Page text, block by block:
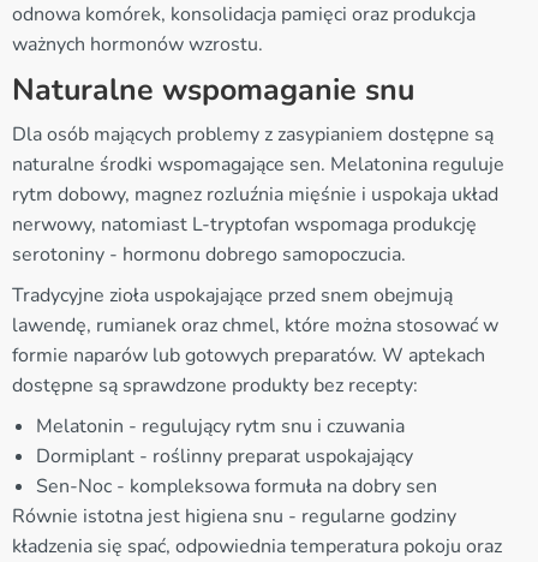
odnowa komórek, konsolidacja pamięci oraz produkcja
ważnych hormonów wzrostu.
Naturalne wspomaganie snu
Dla osób mających problemy z zasypianiem dostępne są
naturalne środki wspomagające sen. Melatonina reguluje
rytm dobowy, magnez rozluźnia mięśnie i uspokaja układ
nerwowy, natomiast L-tryptofan wspomaga produkcję
serotoniny - hormonu dobrego samopoczucia.
Tradycyjne zioła uspokajające przed snem obejmują
lawendę, rumianek oraz chmel, które można stosować w
formie naparów lub gotowych preparatów. W aptekach
dostępne są sprawdzone produkty bez recepty:
Melatonin - regulujący rytm snu i czuwania
Dormiplant - roślinny preparat uspokajający
Sen-Noc - kompleksowa formuła na dobry sen
Równie istotna jest higiena snu - regularne godziny
kładzenia się spać, odpowiednia temperatura pokoju oraz